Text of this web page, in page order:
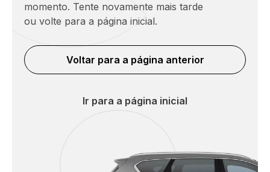
momento. Tente novamente mais tarde
ou volte para a página inicial.
Voltar para a página anterior
Ir para a página inicial